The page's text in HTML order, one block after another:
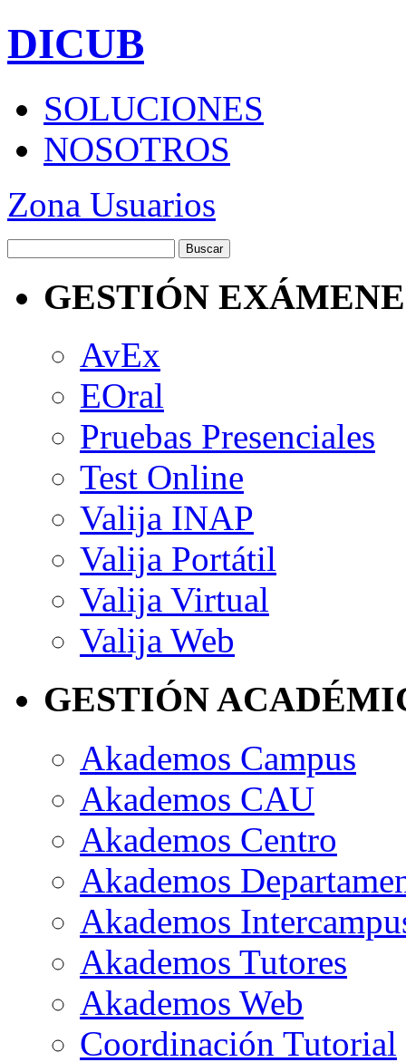
DICUB
SOLUCIONES
NOSOTROS
Zona Usuarios
GESTIÓN
AvEx
EOral
Pruebas Presenciales
Test Online
Valija INAP
Valija Portátil
Valija Virtual
Valija Web
GESTIÓN
Akademos Campus
Akademos CAU
Akademos Centro
Akademos
Akademos
Akademos Tutores
Akademos Web
Coordinación Tutorial